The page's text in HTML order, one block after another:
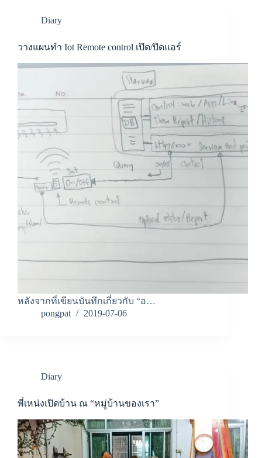
Diary
วางแผนทำ Iot Remote control เปิด/ปิดแอร์
หลังจากที่เขียนบันทึกเกี่ยวกับ “อ…
pongpat
2019-07-06
Diary
พี่เหน่งเปิดบ้าน ณ “หมู่บ้านของเรา”